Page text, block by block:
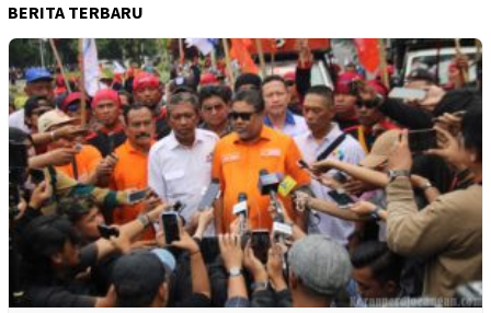
BERITA TERBARU